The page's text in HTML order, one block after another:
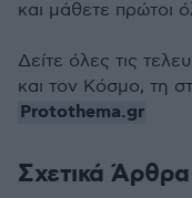
Σχετικά Άρθρα
και μάθετε πρώτοι
Δείτε όλες τις
και τον Κόσμο, τη
Protothema.gr